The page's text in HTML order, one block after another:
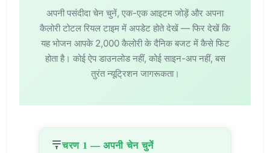
अपनी पसंदीदा चेन चुनें, एक-एक आइटम जोड़ें और अपना
कैलोरी टोटल रियल टाइम में अपडेट होते देखें — फिर देखें कि
यह भोजन आपके 2,000 कैलोरी के दैनिक बजट में कैसे फिट
होता है। कोई ऐप डाउनलोड नहीं, कोई साइन-अप नहीं, बस
तुरंत न्यूट्रिशन जागरूकता।
चरण 1 — अपनी चेन चुनें